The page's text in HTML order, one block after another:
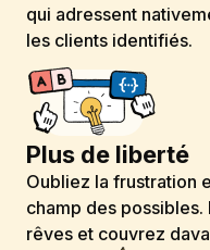
qui adressent
les clients identifiés.
Plus de liberté
Oubliez la frustration
champ des
rêves et couvrez